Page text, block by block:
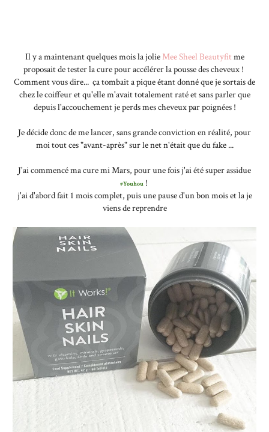
Il y a maintenant quelques mois la jolieMee Sheel Beautyfit me
proposait de tester la cure pour accélérer la pousse des cheveux !
Comment vous dire... ça tombait a pique étant donné que je sortais de
chez le coiffeur et qu'elle m'avait totalement raté et sans parler que
depuis l'accouchement je perds mes cheveux par poignées !
Je décide donc de me lancer, sans grande conviction en réalité, pour
moi tout ces "avant-après" sur le net n'était que du fake ...
J'ai commencé ma cure mi Mars, pour une fois j'ai été super assidue
#Youhou!
j'ai d'abord fait 1 mois complet, puis une pause d'un bon mois et la je
viens de reprendre